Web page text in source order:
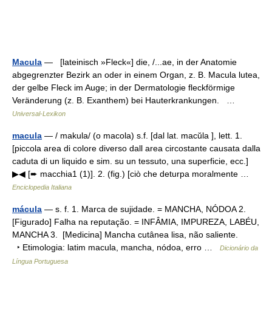
Macula — [lateinisch »Fleck«] die, /...ae, in der Anatomie
abgegrenzter Bezirk an oder in einem Organ, z. B. Macula lutea,
der gelbe Fleck im Auge; in der Dermatologie fleckförmige
Veränderung (z. B. Exanthem) bei Hauterkrankungen. …
Universal-Lexikon
macula — / makula/ (o macola) s.f. [dal lat. macŭla ], lett. 1.
[piccola area di colore diverso dall area circostante causata dalla
caduta di un liquido e sim. su un tessuto, una superficie, ecc.]
▶◀ [➨ macchia1 (1)]. 2. (fig.) [ciò che deturpa moralmente …
Enciclopedia Italiana
mácula — s. f. 1. Marca de sujidade. = MANCHA, NÓDOA 2.
[Figurado] Falha na reputação. = INFÂMIA, IMPUREZA, LABÉU,
MANCHA 3. [Medicina] Mancha cutânea lisa, não saliente.
‣ Etimologia: latim macula, mancha, nódoa, erro …
Dicionário da
Língua Portuguesa